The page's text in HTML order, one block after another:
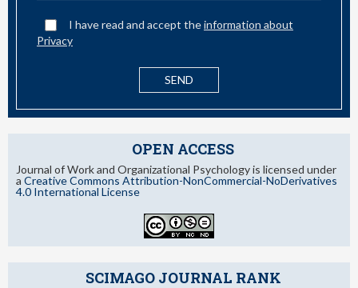
I have read and accept theinformation about
Privacy
OPEN ACCESS
Journal of Work and Organizational Psychology is licensed under
a Creative Commons Attribution-NonCommercial-NoDerivatives
4.0 International License
SCIMAGO JOURNAL RANK